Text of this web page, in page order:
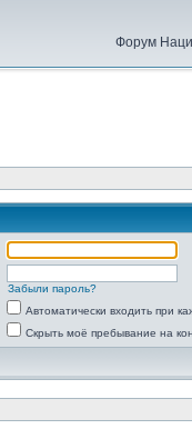
Форум
Забыли пароль?
Автоматически входить при
Скрыть моё пребывание на